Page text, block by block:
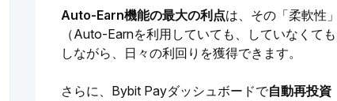
Auto-Earn機能の最大の利点は、その「柔軟性
（Auto-Earnを利用していても、していなくて
しながら、日々の利回りを獲得できます。
さらに、Bybit Payダッシュボードで自動再投